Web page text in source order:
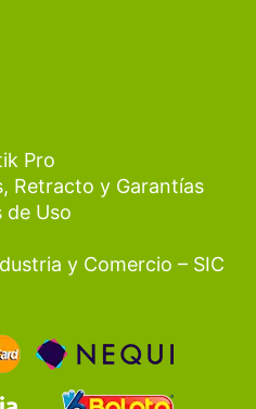
Pro
Retracto y Garantías
de Uso
y Comercio – SIC